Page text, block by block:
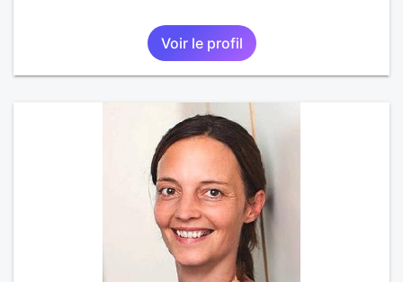
Voir le profil